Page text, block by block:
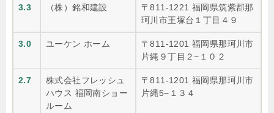
3.3 （株）銘和建設
〒811-1221 福岡県筑紫郡那
珂川市王塚台１丁目４９
3.0 ユーケン ホーム
〒811-1201 福岡県那珂川市
片縄９丁目２−１０２
2.7
株式会社フレッシュ
ハウス 福岡南ショー
ルーム
〒811-1201 福岡県那珂川市
片縄5−１３４